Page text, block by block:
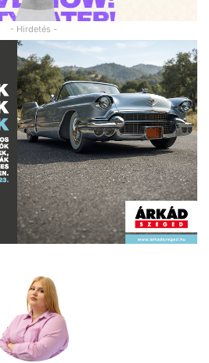
- Hirdetés -